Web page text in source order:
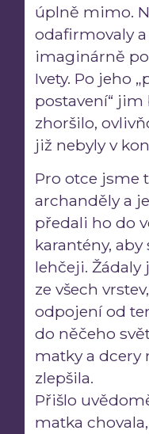
úplně mimo.
odafirmovaly
imaginárně
Ivety. Po jeho
postavení“ jim
zhoršilo,
již nebyly v
Pro otce jsme
archanděly a
předali ho do
karantény,
lehčeji. Žádaly
ze všech vrstev,
odpojení od
do něčeho
matky a dcery
zlepšila.
Přišlo
matka